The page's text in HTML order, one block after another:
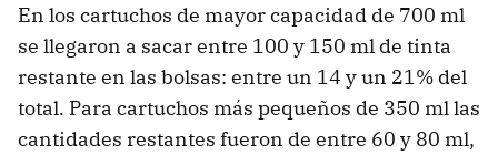
En los cartuchos de mayor capacidad de 700 ml
se llegaron a sacar entre 100 y 150 ml de tinta
restante en las bolsas: entre un 14 y un 21% del
total. Para cartuchos más pequeños de 350 ml las
cantidades restantes fueron de entre 60 y 80 ml,